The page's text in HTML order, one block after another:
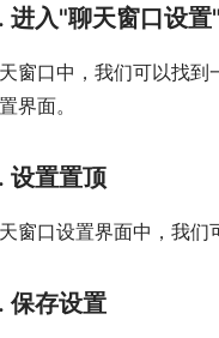
进入"聊天窗口设置
窗口中，我们可以找到
界面。
设置置顶
窗口设置界面中，我们
保存设置